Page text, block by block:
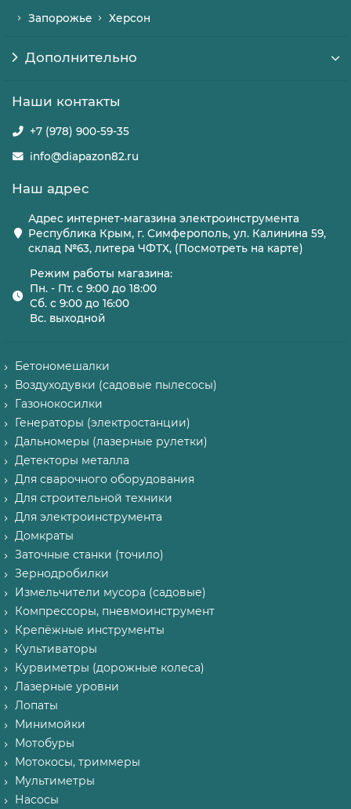
Запорожье
Херсон
Дополнительно
Наши контакты
+7 (978) 900-59-35
info@diapazon82.ru
Наш адрес
Адрес интернет-магазина электроинструмента
Республика Крым, г. Симферополь, ул. Калинина 59,
склад №63, литера ЧФТХ, (Посмотреть на карте)
Режим работы магазина:
Пн. - Пт. с 9:00 до 18:00
Сб. с 9:00 до 16:00
Вс. выходной
Бетономешалки
Воздуходувки (садовые пылесосы)
Газонокосилки
Генераторы (электростанции)
Дальномеры (лазерные рулетки)
Детекторы металла
Для сварочного оборудования
Для строительной техники
Для электроинструмента
Домкраты
Заточные станки (точило)
Зернодробилки
Измельчители мусора (садовые)
Компрессоры, пневмоинструмент
Крепёжные инструменты
Культиваторы
Курвиметры (дорожные колеса)
Лазерные уровни
Лопаты
Минимойки
Мотобуры
Мотокосы, триммеры
Мультиметры
Насосы